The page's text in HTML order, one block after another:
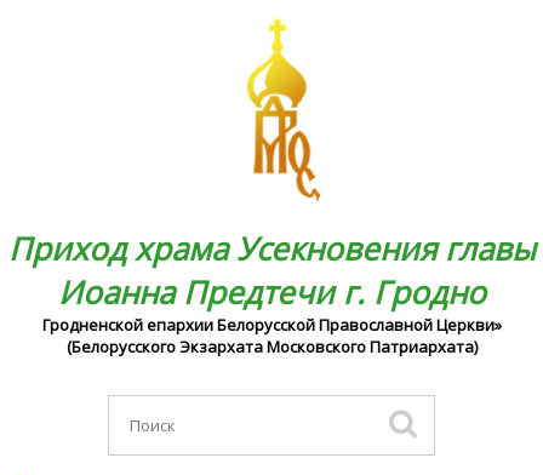
Приход храма Усекновения главы
Иоанна Предтечи г. Гродно
Гродненской епархии Белорусской Православной Церкви»
(Белорусского Экзархата Московского Патриархата)